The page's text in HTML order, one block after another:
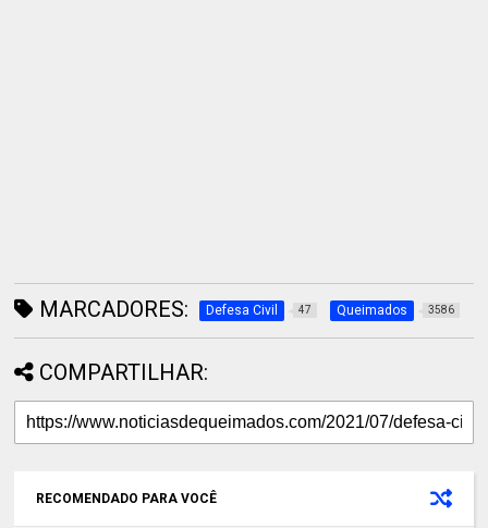
MARCADORES: Defesa Civil 47 Queimados 3586
COMPARTILHAR:
RECOMENDADO PARA VOCÊ